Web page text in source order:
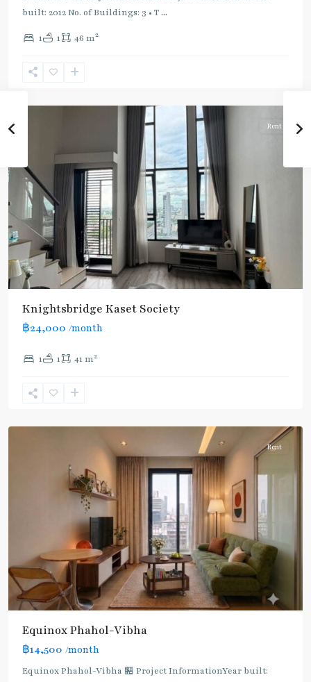
built: 2012 No. of Buildings: 3 • T...
1 1 46 m2
Green
(Sukhumvit),
Nikhom
Rent
Knightsbridge Kaset Society
฿24,000 /month
1 1 41 m2
Phahon
24,
Rent
Equinox​ Phahol-Vibha
฿14,500 /month
Equinox​ Phahol-Vibha 🏪 Project InformationYear built:
(Sukhumvit),
Yaek
Lat
Mo
Chit,
MRT